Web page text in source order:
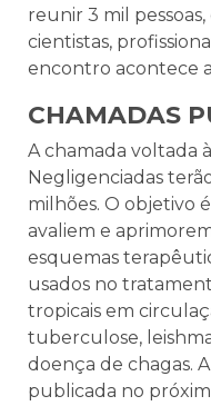
reunir 3 mil
cientistas,
encontro acontece
CHAMADAS
A chamada voltada
Negligenciadas
milhões. O objetivo
avaliem e
esquemas
usados no
tropicais em
tuberculose,
doença de chagas.
publicada no